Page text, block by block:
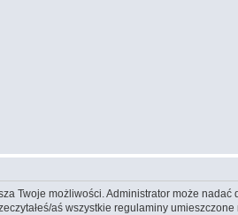
Twoje możliwości. Administrator może
aś wszystkie regulaminy umieszczone